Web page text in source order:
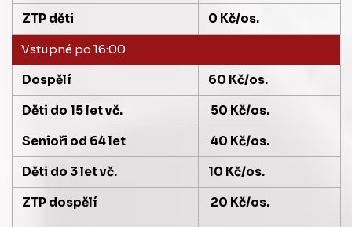
ZTP děti 0 Kč/os.
Vstupné po 16:00
Dospělí 60 Kč/os.
Děti do 15 let vč. 50 Kč/os.
Senioři od 64 let 40 Kč/os.
Děti do 3 let vč. 10 Kč/os.
ZTP dospělí 20 Kč/os.